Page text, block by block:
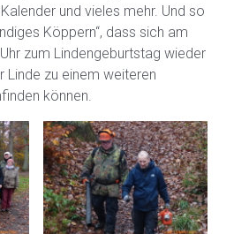
und vieles mehr. Und so
Köppern“, dass sich am
zum Lindengeburtstag wieder
Linde zu einem weiteren
können.